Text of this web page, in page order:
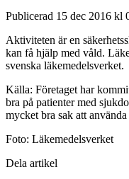
Publicerad 15 dec 2016 kl
Aktiviteten är en
kan få hjälp med våld.
svenska läkemedelsverket.
Källa: Företaget har
bra på patienter med
mycket bra sak att
Foto: Läkemedelsverket
Dela artikel